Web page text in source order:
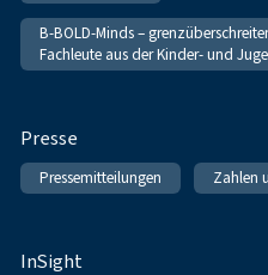
B-BOLD-Minds –
Fachleute aus der Kinder- und
Presse
Pressemitteilungen Zahlen
InSight